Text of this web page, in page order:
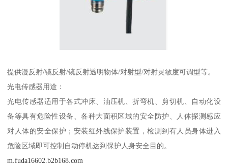
提供漫反射/镜反射/镜反射透明物体/对射型/对射灵敏度可调型等。
光电传感器用途：
光电传感器适用于各式冲床、油压机、折弯机、剪切机、自动化设
备等具有危险性设备、各种大面积区域的安全防护、人体探测感应
对人体的安全保护；安装红外线保护装置，检测到有人员身体进入
危险区域即可控制自动停机达到保护人身安全目的。
m.fuda16602.b2b168.com